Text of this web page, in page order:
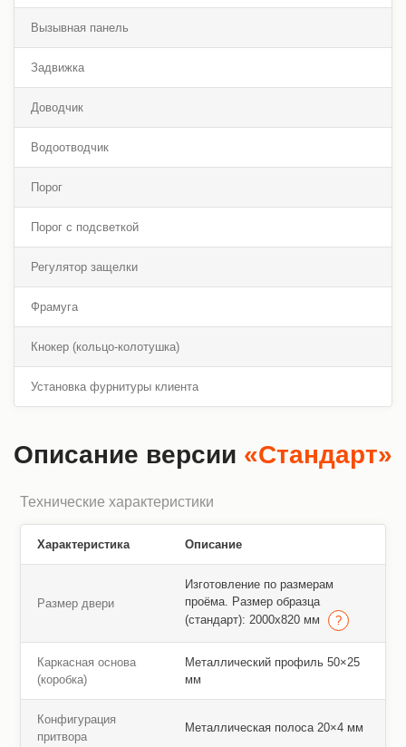
Вызывная панель
Задвижка
Доводчик
Водоотводчик
Порог
Порог с подсветкой
Регулятор защелки
Фрамуга
Кнокер (кольцо-колотушка)
Установка фурнитуры клиента
Описание версии «Стандарт»
Технические характеристики
Характеристика Описание
Размер двери
Изготовление по размерам
проёма. Размер образца
(стандарт): 2000х820 мм
Каркасная основа
(коробка)
Металлический профиль 50×25
мм
Конфигурация
притвора
Металлическая полоса 20×4 мм